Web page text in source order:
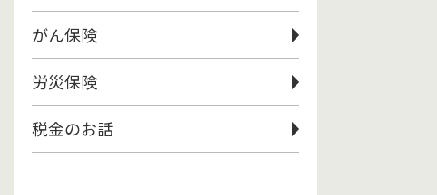
がん保険
労災保険
税金のお話